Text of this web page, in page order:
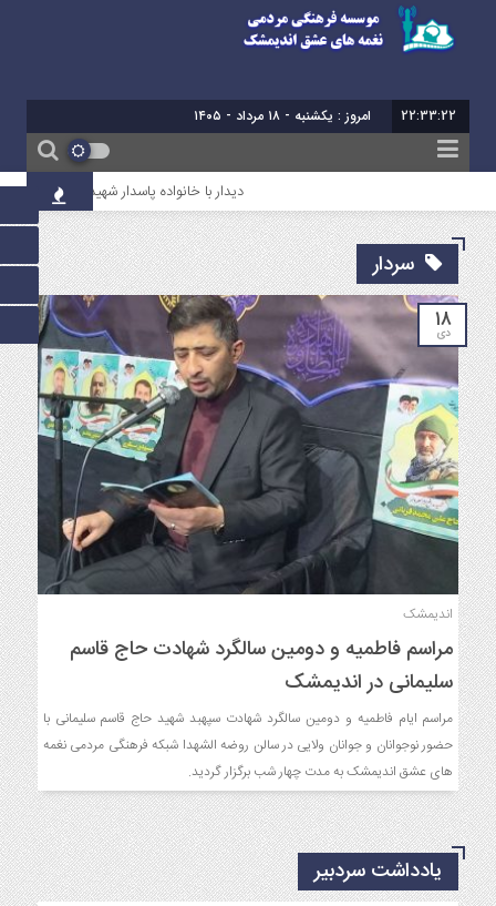
22:33:23 امروز : یکشنبه - ۱۸ مرداد - ۱۴۰۵
دیدار با خانواده پاسدار شهید سروش میرعالی
سردار
۱۸
دی
اندیمشک
مراسم فاطمیه و دومین سالگرد شهادت حاج قاسم
سلیمانی در اندیمشک
مراسم ایام فاطمیه و دومین سالگرد شهادت سپهبد شهید حاج قاسم سلیمانی با
حضور نوجوانان و جوانان ولایی در سالن روضه الشهدا شبکه فرهنگی مردمی نغمه
های عشق اندیمشک به مدت چهار شب برگزار گردید.
یادداشت سردبیر